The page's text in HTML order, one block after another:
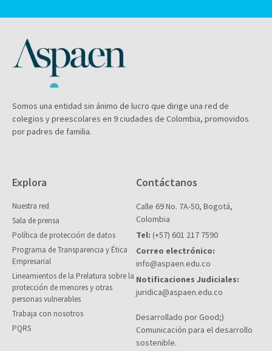
Somos una entidad sin ánimo de lucro que dirige una red de
colegios y preescolares en 9 ciudades de Colombia, promovidos
por padres de familia.
Explora
Nuestra red
Sala de prensa
Política de protección de datos
Programa de Transparencia y Ética
Empresarial
Lineamientos de la Prelatura sobre la
protección de menores y otras
personas vulnerables
Trabaja con nosotros
PQRS
Contáctanos
Calle 69 No. 7A-50, Bogotá,
Colombia
Tel: (+57) 601 217 7590
Correo electrónico:
info@aspaen.edu.co
Notificaciones Judiciales:
juridica@aspaen.edu.co
Desarrollado por Good;)
Comunicación para el desarrollo
sostenible.